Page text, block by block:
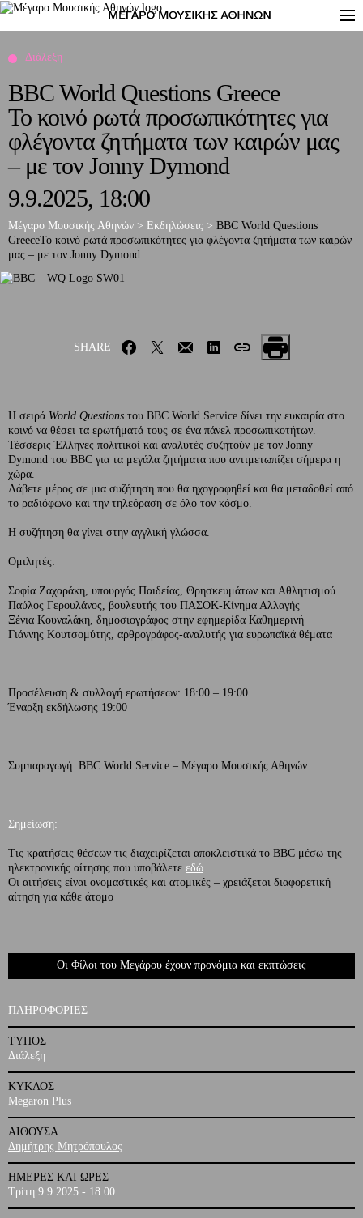
BBC World Questions Greece
Το κοινό ρωτά προσωπικότητες για
φλέγοντα ζητήματα των καιρών μας
– με τον Jonny Dymond
9.9.2025, 18:00
Μέγαρο Μουσικής Αθηνών > Εκδηλώσεις > BBC World Questions
GreeceΤο κοινό ρωτά προσωπικότητες για φλέγοντα ζητήματα των καιρών
μας – με τον Jonny Dymond
Διάλεξη
SHARE
Η σειρά World Questions του BBC World Service δίνει την ευκαιρία στο
κοινό να θέσει τα ερωτήματά τους σε ένα πάνελ προσωπικοτήτων.
Τέσσερις Έλληνες πολιτικοί και αναλυτές συζητούν με τον Jonny
Dymond του BBC για τα μεγάλα ζητήματα που αντιμετωπίζει σήμερα η
χώρα.
Λάβετε μέρος σε μια συζήτηση που θα ηχογραφηθεί και θα μεταδοθεί από
το ραδιόφωνο και την τηλεόραση σε όλο τον κόσμο.
Η συζήτηση θα γίνει στην αγγλική γλώσσα.
Oμιλητές:
Σοφία Ζαχαράκη, υπουργός Παιδείας, Θρησκευμάτων και Αθλητισμού
Παύλος Γερουλάνος, βουλευτής του ΠΑΣΟΚ-Κίνημα Αλλαγής
Ξένια Κουναλάκη, δημοσιογράφος στην εφημερίδα Καθημερινή
Γιάννης Κουτσομύτης, αρθρογράφος-αναλυτής για ευρωπαϊκά θέματα
Προσέλευση & συλλογή ερωτήσεων: 18:00 – 19:00
Έναρξη εκδήλωσης 19:00
Συμπαραγωγή: BBC World Service – Μέγαρο Μουσικής Αθηνών
Σημείωση:
Τις κρατήσεις θέσεων τις διαχειρίζεται αποκλειστικά το BBC μέσω της
ηλεκτρονικής αίτησης που υποβάλετε εδώ
Οι αιτήσεις είναι ονομαστικές και ατομικές – χρειάζεται διαφορετική
αίτηση για κάθε άτομο
Οι Φίλοι του Μεγάρου έχουν προνόμια και εκπτώσεις
ΠΛΗΡΟΦΟΡΙΕΣ
ΤΥΠΟΣ
Διάλεξη
ΚΥΚΛΟΣ
Megaron Plus
ΑΙΘΟΥΣΑ
Δημήτρης Μητρόπουλος
ΗΜΕΡΕΣ ΚΑΙ ΩΡΕΣ
Τρίτη 9.9.2025 - 18:00